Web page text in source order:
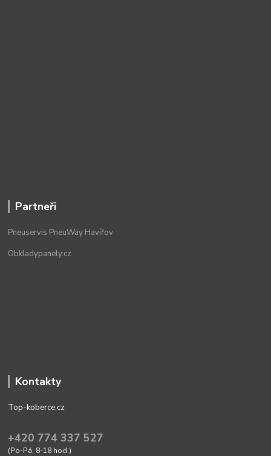
Partneři
Pneuservis PneuWay Havířov
Obkladypanely.cz
Kontakty
Top-koberce.cz
+420 774 337 527
(Po-Pá, 8-18 hod.)